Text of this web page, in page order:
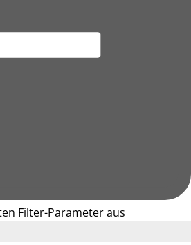
Filter-Parameter aus